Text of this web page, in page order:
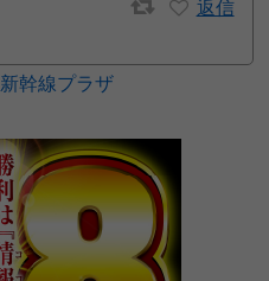
返信
新幹線プラザ